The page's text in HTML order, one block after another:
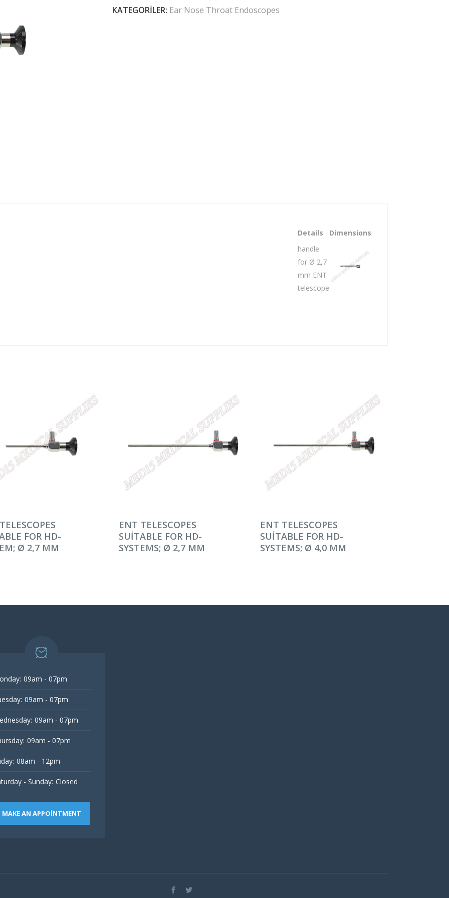
KATEGORILER: Ear Nose Throat Endoscopes
Details Dimensions
handle
for Ø 2,7
mm ENT
telescope
OKU
FOR HD-
Ø 2,7 MM
DEVAMINI OKU
ENT TELESCOPES
SUITABLE FOR HD-
SYSTEMS; Ø 2,7 MM
DEVAMINI OKU
ENT TELESCOPES
SUITABLE FOR HD-
SYSTEMS; Ø 4,0 MM
09am - 07pm
09am - 07pm
09am - 07pm
09am - 07pm
08am - 12pm
- Sunday: Closed
MAKE AN APPOINTMENT